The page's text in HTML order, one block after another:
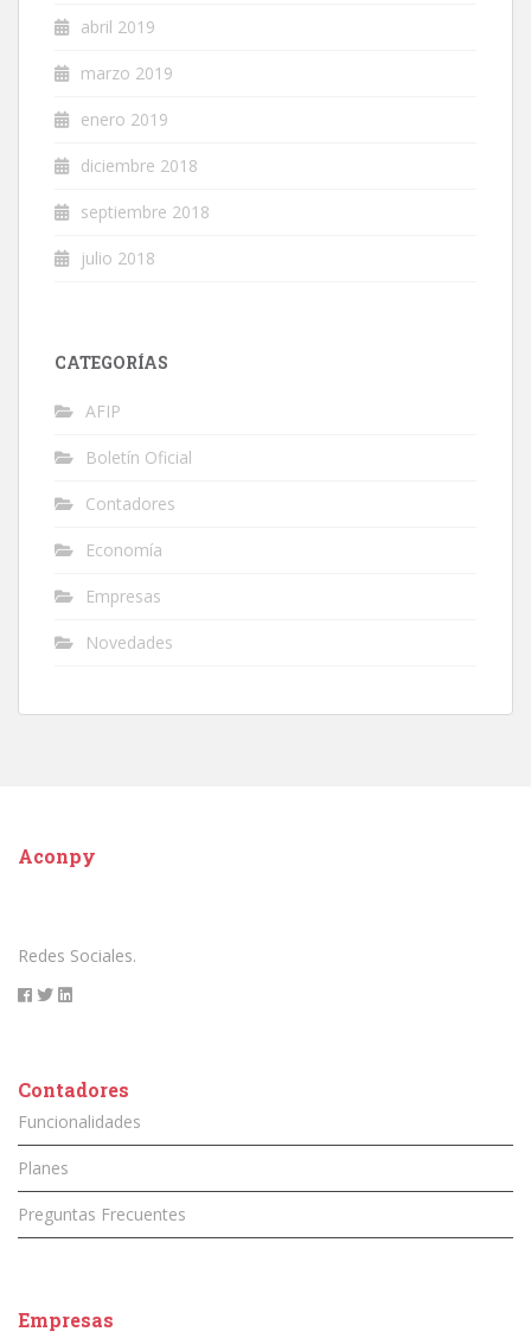
abril 2019
marzo 2019
enero 2019
diciembre 2018
septiembre 2018
julio 2018
CATEGORÍAS
AFIP
Boletín Oficial
Contadores
Economía
Empresas
Novedades
Aconpy
Redes Sociales.
Contadores
Funcionalidades
Planes
Preguntas Frecuentes
Empresas